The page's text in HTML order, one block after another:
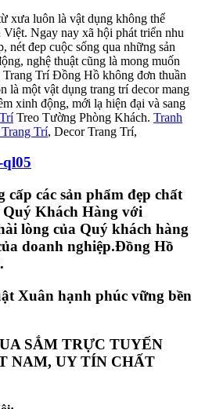
xưa luôn là vật dụng không thể
Việt. Ngay nay xã hội phát triển nhu
nét đep cuộc sống qua những sản
nghệ thuật cũng là mong muốn
Trang Trí Đồng Hồ không đơn thuần
là một vật dụng trang trí decor mang
xinh động, mới lạ hiện đại và sang
Treo Tường Phòng Khách. Tranh
Trí, Decor Trang Trí,
cấp các sản phẩm đẹp chất
Khách Hàng với
lòng của Quý khách hàng
doanh nghiệp.Đồng Hồ
Xuân hạnh phúc vững bền
SẮM TRỰC TUYẾN
NAM, UY TÍN CHẤT